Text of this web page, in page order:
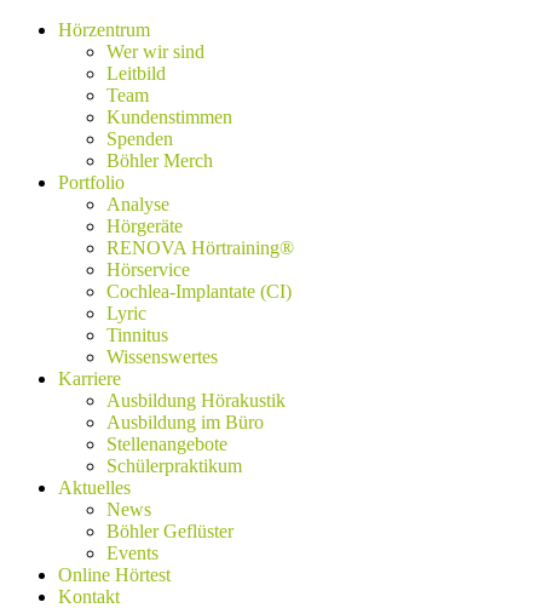
Hörzentrum
Wer wir sind
Leitbild
Team
Kundenstimmen
Spenden
Böhler Merch
Portfolio
Analyse
Hörgeräte
RENOVA Hörtraining®
Hörservice
Cochlea-Implantate (CI)
Lyric
Tinnitus
Wissenswertes
Karriere
Ausbildung Hörakustik
Ausbildung im Büro
Stellenangebote
Schülerpraktikum
Aktuelles
News
Böhler Geflüster
Events
Online Hörtest
Kontakt